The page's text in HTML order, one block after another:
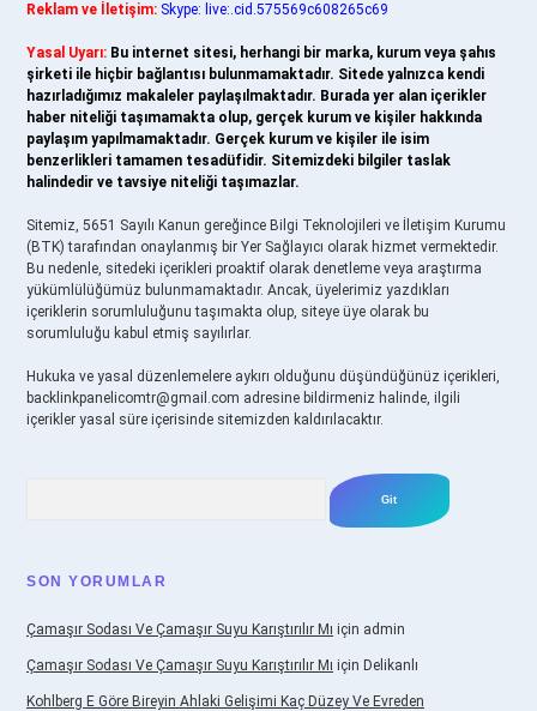
Reklam ve İletişim: Skype: live:.cid.575569c608265c69
Yasal Uyarı: Bu internet sitesi, herhangi bir marka, kurum veya şahıs
şirketi ile hiçbir bağlantısı bulunmamaktadır. Sitede yalnızca kendi
hazırladığımız makaleler paylaşılmaktadır. Burada yer alan içerikler
haber niteliği taşımamakta olup, gerçek kurum ve kişiler hakkında
paylaşım yapılmamaktadır. Gerçek kurum ve kişiler ile isim
benzerlikleri tamamen tesadüfidir. Sitemizdeki bilgiler taslak
halindedir ve tavsiye niteliği taşımazlar.
Sitemiz, 5651 Sayılı Kanun gereğince Bilgi Teknolojileri ve İletişim Kurumu
(BTK) tarafından onaylanmış bir Yer Sağlayıcı olarak hizmet vermektedir.
Bu nedenle, sitedeki içerikleri proaktif olarak denetleme veya araştırma
yükümlülüğümüz bulunmamaktadır. Ancak, üyelerimiz yazdıkları
içeriklerin sorumluluğunu taşımakta olup, siteye üye olarak bu
sorumluluğu kabul etmiş sayılırlar.
Hukuka ve yasal düzenlemelere aykırı olduğunu düşündüğünüz içerikleri,
backlinkpanelicomtr@gmail.com adresine bildirmeniz halinde, ilgili
içerikler yasal süre içerisinde sitemizden kaldırılacaktır.
SON YORUMLAR
Çamaşır Sodası Ve Çamaşır Suyu Karıştırılır Mı için admin
Çamaşır Sodası Ve Çamaşır Suyu Karıştırılır Mı için Delikanlı
Kohlberg E Göre Bireyin Ahlaki Gelişimi Kaç Düzey Ve Evreden